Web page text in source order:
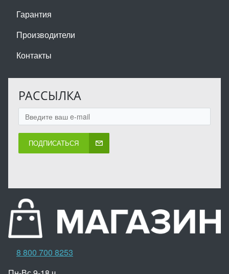
Гарантия
Производители
Контакты
РАССЫЛКА
ПОДПИСАТЬСЯ
8 800 700 8253